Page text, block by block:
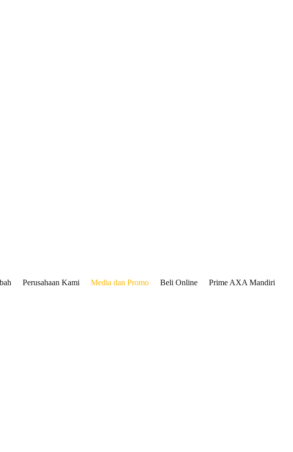
Perusahaan Kami Media dan Promo Beli Online
Prime AXA Mandiri